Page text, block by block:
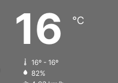
16 ℃
16º - 16º
82%